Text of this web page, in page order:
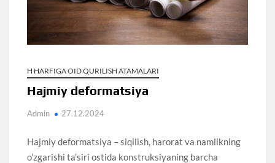
H HARFIGA OID QURILISH ATAMALARI
Hajmiy deformatsiya
Admin 27.12.2024
Hajmiy deformatsiya – siqilish, harorat va namlikning
o’zgarishi ta’siri ostida konstruksiyaning barcha